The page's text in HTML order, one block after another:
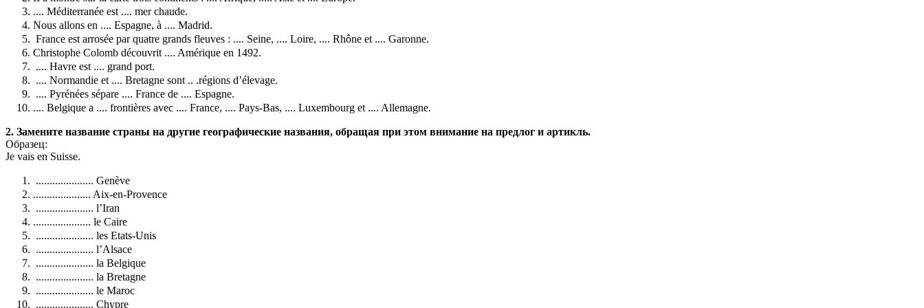
.... Méditerranée est .... mer chaude.
Nous allons en .... Espagne, à .... Madrid.
France est arrosée par quatre grands fleuves : .... Seine, .... Loire, .... Rhône et .... Garonne.
Christophe Colomb découvrit .... Amérique en 1492.
.... Havre est .... grand port.
.... Normandie et .... Bretagne sont .. .régions d’élevage.
.... Pyrénées sépare .... France de .... Espagne.
.... Belgique a .... frontières avec .... France, .... Pays-Bas, .... Luxembourg et .... Allemagne.
2. Замените название страны на другие географические названия, обращая при этом внимание на предлог и артикль.
Образец:
Je vais en Suisse.
..................... Genève
..................... Aix-en-Provence
..................... l’Iran
..................... le Caire
..................... les Etats-Unis
..................... l’Alsace
..................... la Belgique
..................... la Bretagne
..................... le Maroc
..................... Chypre